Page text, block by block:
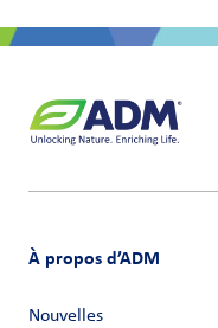
À propos d’ADM
Nouvelles